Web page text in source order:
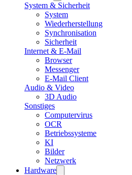
System & Sicherheit
System
Wiederherstellung
Synchronisation
Sicherheit
Internet & E-Mail
Browser
Messenger
E-Mail Client
Audio & Video
3D Audio
Sonstiges
Computervirus
OCR
Betriebssysteme
KI
Bilder
Netzwerk
Hardware